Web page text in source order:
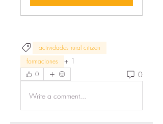
actividades rural citizen
formaciones
+ 1
0 0
Write a comment...